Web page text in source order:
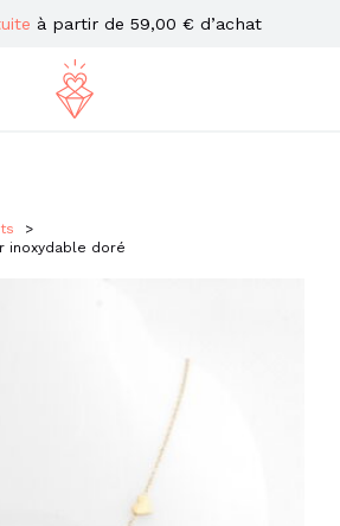
à partir de 59,00 € d’achat
inoxydable doré